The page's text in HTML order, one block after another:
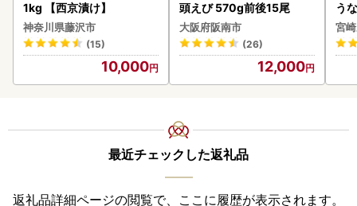
1kg 【西京漬け】
神奈川県藤沢市
(15)
10,000
頭えび 570g前後15尾
大阪府阪南市
(26)
12,000
う
以
宮
最近チェックした返礼品
返礼品詳細ページの閲覧で、ここに履歴が表示されます。